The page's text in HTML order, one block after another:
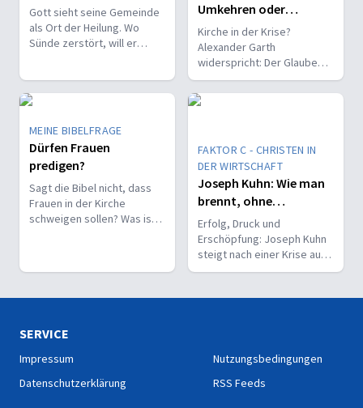
Gott sieht seine Gemeinde
als Ort der Heilung. Wo
Sünde zerstört, will er
Umkehren oder
Untergehen – hat
Kirche noch Zukunft?
Kirche in der Krise?
Alexander Garth
widerspricht: Der Glaube
hat Zukunft – und gerade
heute entstehen neue
Chancen für Kirche und
MEINE BIBELFRAGE
Dürfen Frauen
predigen?
Sagt die Bibel nicht, dass
Frauen in der Kirche
schweigen sollen? Was ist
FAKTOR C - CHRISTEN IN
DER WIRTSCHAFT
Joseph Kuhn: Wie man
brennt, ohne
auszubrennen
Erfolg, Druck und
Erschöpfung: Joseph Kuhn
steigt nach einer Krise aus
dem Familienbetrieb aus –
Gott einen Neustart.
SERVICE
Impressum
Datenschutzerklärung
Nutzungsbedingungen
RSS Feeds